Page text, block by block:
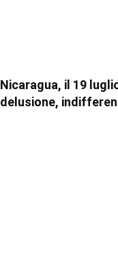
Nicaragua, il 19
delusione,